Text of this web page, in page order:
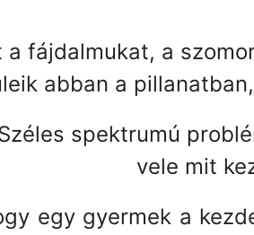
a fájdalmukat, a
abban a
spektrumú
vele mit
egy gyermek a